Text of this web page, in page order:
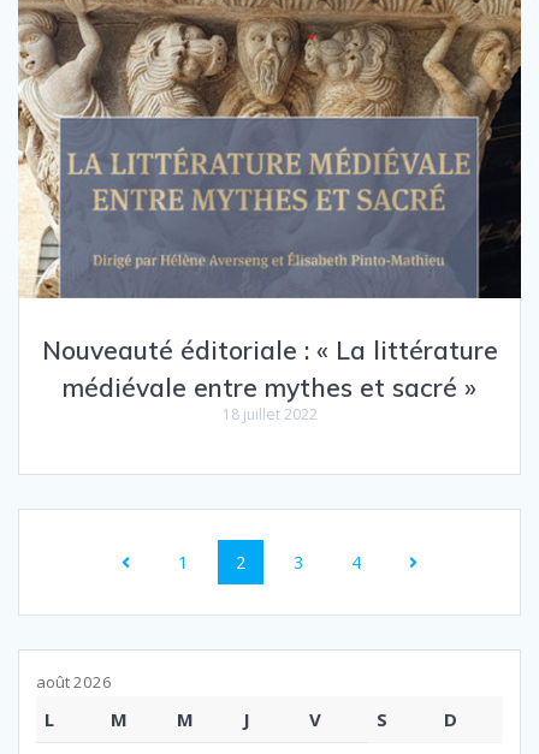
Nouveauté éditoriale : « La littérature
médiévale entre mythes et sacré »
18 juillet 2022
Navigation
sein
des
articles
Page
1 Page
2 Page
3 Page
4
août 2026
L M M J V S D